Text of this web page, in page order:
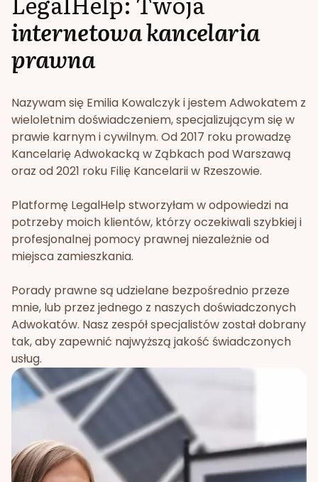
internetowa kancelaria
prawna
Nazywam się Emilia Kowalczyk i jestem Adwokatem z
wieloletnim doświadczeniem, specjalizującym się w
prawie karnym i cywilnym. Od 2017 roku prowadzę
Kancelarię Adwokacką w Ząbkach pod Warszawą
oraz od 2021 roku Filię Kancelarii w Rzeszowie.
Platformę LegalHelp stworzyłam w odpowiedzi na
potrzeby moich klientów, którzy oczekiwali szybkiej i
profesjonalnej pomocy prawnej niezależnie od
miejsca zamieszkania.
Porady prawne są udzielane bezpośrednio przeze
mnie, lub przez jednego z naszych doświadczonych
Adwokatów. Nasz zespół specjalistów został dobrany
tak, aby zapewnić najwyższą jakość świadczonych
usług.